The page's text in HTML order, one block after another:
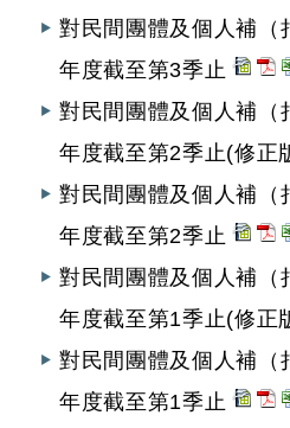
對民間團體及個人補（
年度截至第3季止
對民間團體及個人補（
年度截至第2季止(修正
對民間團體及個人補（
年度截至第2季止
對民間團體及個人補（
年度截至第1季止(修正
對民間團體及個人補（
年度截至第1季止